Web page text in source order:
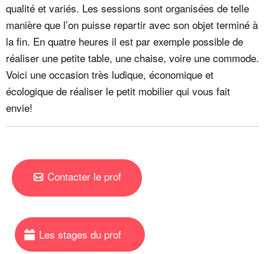
qualité et variés. Les sessions sont organisées de telle
manière que l’on puisse repartir avec son objet terminé à
la fin. En quatre heures il est par exemple possible de
réaliser une petite table, une chaise, voire une commode.
Voici une occasion très ludique, économique et
écologique de réaliser le petit mobilier qui vous fait
envie!
Contacter le prof